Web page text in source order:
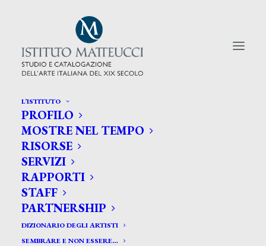
L’ISTITUTO
PROFILO
MOSTRE NEL TEMPO
RISORSE
SERVIZI
RAPPORTI
STAFF
PARTNERSHIP
DIZIONARIO DEGLI ARTISTI
SEMBRARE E NON ESSERE…
CERCA TRA GLI ARTISTI:
Search
for: